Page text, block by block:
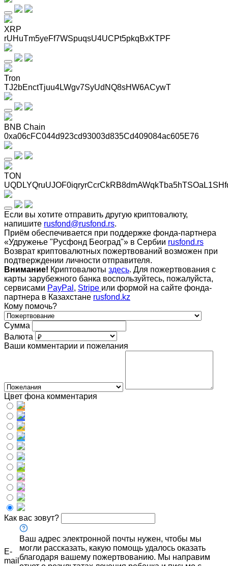
XRP
rUHuTm5yeFf7WSpuqsU4UCPt5pkqBxKTPF
Tron
TJ2bEnctTjuu4LWgv7SyUdNQ8sHW6ACywT
BNB Chain
0xa06cFC044d923cd93003d835Cd409084ac605E76
TON
Если вы хотите отправить другую криптовалюту,
напишите rusfond@rusfond.rs.
Приём обеспечивается при поддержке фонда-партнера
«Удружење "Русфонд Београд"» в Сербии rusfond.rs
Возврат криптовалютных пожертвований возможен при
подтверждении личности отправителя.
Внимание! Криптовалюты здесь. Для пожертвования с
карты зарубежного банка воспользуйтесь, пожалуйста,
сервисами PayPal , Stripe или формой на сайте фонда-
партнера в Казахстане rusfond.kz
Кому помочь?
Сумма
Валюта
Ваши комментарии и пожелания
Цвет фона комментария
Как вас зовут?
E-
mail
Ваш адрес электронной почты нужен, чтобы мы
могли рассказать, какую помощь удалось оказать
благодаря вашему пожертвованию. Мы направим